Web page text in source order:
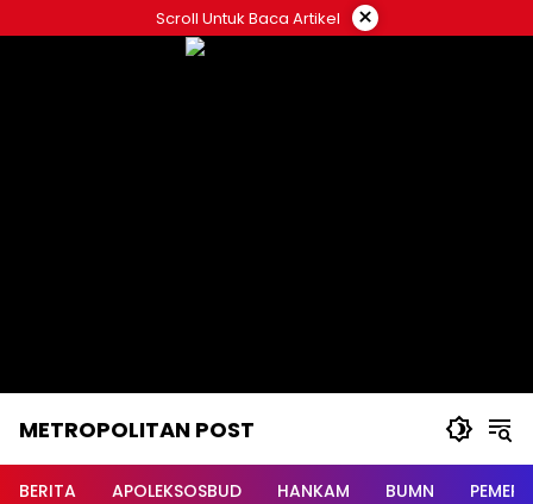
ke
Scroll Untuk Baca Artikel ×
METROPOLITAN POST
BERITA APOLEKSOSBUD HANKAM BUMN